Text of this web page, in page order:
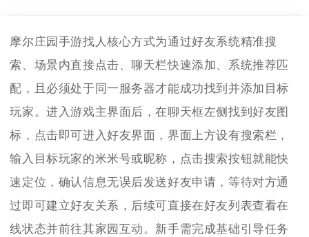
摩尔庄园手游找人核心方式为通过好友系统精准搜
索、场景内直接点击、聊天栏快速添加、系统推荐匹
配，且必须处于同一服务器才能成功找到并添加目标
玩家。进入游戏主界面后，在聊天框左侧找到好友图
标，点击即可进入好友界面，界面上方设有搜索栏，
输入目标玩家的米米号或昵称，点击搜索按钮就能快
速定位，确认信息无误后发送好友申请，等待对方通
过即可建立好友关系，后续可直接在好友列表查看在
线状态并前往其家园互动。新手需完成基础引导任务